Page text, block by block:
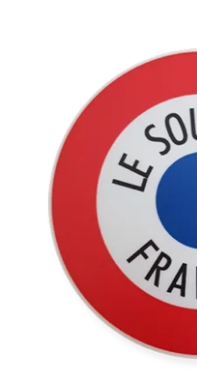
AJOUTER
DÉTAILS